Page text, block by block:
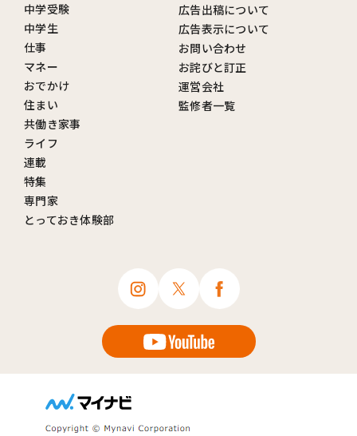
中学受験
中学生
仕事
マネー
おでかけ
住まい
共働き家事
ライフ
連載
特集
専門家
とっておき体験部
広告出稿について
広告表示について
お問い合わせ
お詫びと訂正
運営会社
監修者一覧